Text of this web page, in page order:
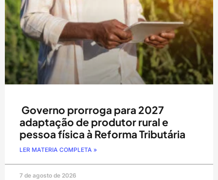
Governo prorroga para 2027
adaptação de produtor rural e
pessoa física à Reforma Tributária
LER MATERIA COMPLETA »
7 de agosto de 2026